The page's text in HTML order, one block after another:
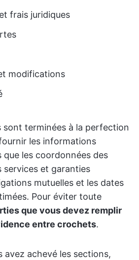
frais juridiques
modifications
sont terminées à la perfection
les informations
que les coordonnées des
services et garanties
mutuelles et les dates
Pour éviter toute
que vous devez remplir
entre crochets.
avez achevé les sections,